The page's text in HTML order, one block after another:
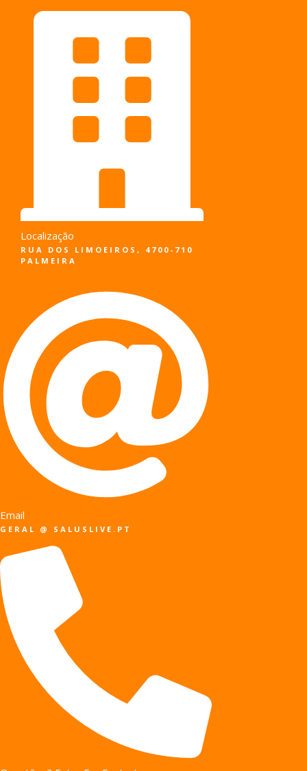
Localização
RUA DOS LIMOEIROS, 4700-710
PALMEIRA
Email
GERAL @ SALUSLIVE.PT